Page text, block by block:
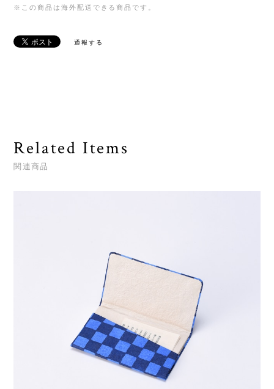
※この商品は海外配送できる商品です。
通報する
Related Items
関連商品